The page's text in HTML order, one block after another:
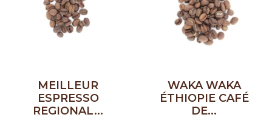
MEILLEUR
ESPRESSO
REGIONAL...
WAKA WAKA
ÉTHIOPIE CAFÉ
DE...